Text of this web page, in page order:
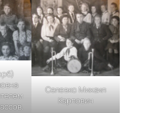
Селевко Михаил
Карпович